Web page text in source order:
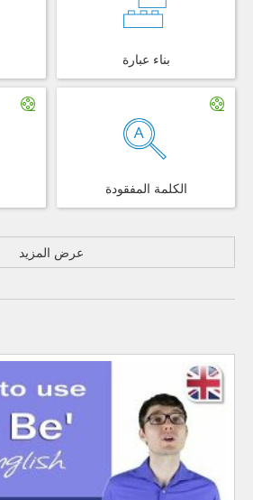
بناء عبارة
الكلمة المفقودة
عرض المزيد